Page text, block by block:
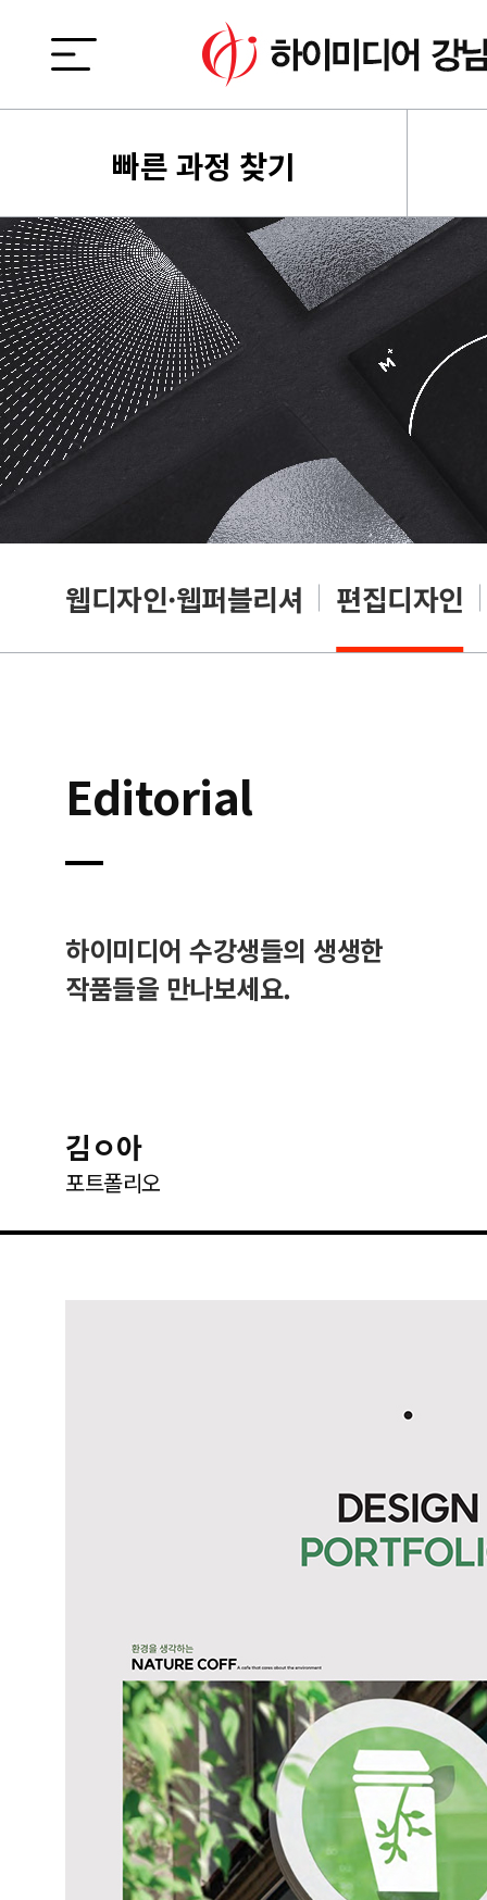
빠른 과정 찾기
웹디자인·웹퍼블리셔 편집디자인
Editorial
하이미디어 수강생들의 생생한
작품들을 만나보세요.
김ㅇ아
포트폴리오